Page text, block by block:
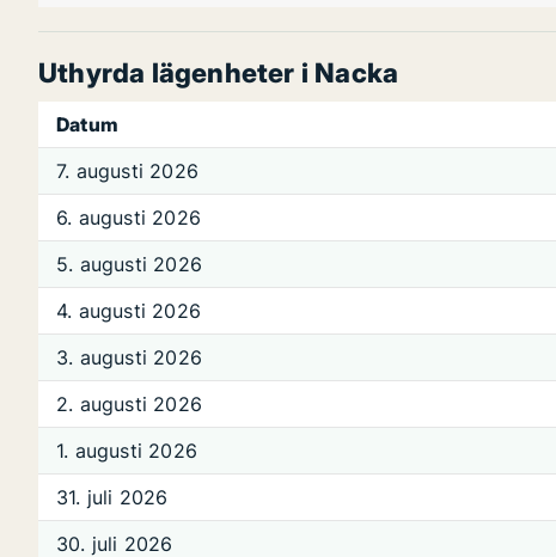
Uthyrda lägenheter i Nacka
Datum
7. augusti 2026
6. augusti 2026
5. augusti 2026
4. augusti 2026
3. augusti 2026
2. augusti 2026
1. augusti 2026
31. juli 2026
30. juli 2026